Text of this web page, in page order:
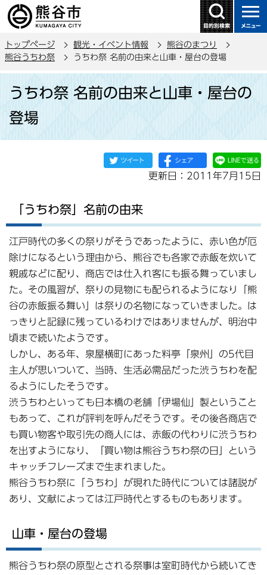
の
ー
す
トップページ 観光・イベント情報
熊谷のまつり
熊谷うちわ祭
うちわ祭 名前の由来と山車・屋台の登場
か
うちわ祭 名前の由来と山車・屋台の
登場
更新日：2011年7月15日
「うちわ祭」名前の由来
江戸時代の多くの祭りがそうであったように、赤い色が厄
除けになるという理由から、熊谷でも各家で赤飯を炊いて
親戚などに配り、商店では仕入れ客にも振る舞っていまし
た。その風習が、祭りの見物にも配られるようになり「熊
谷の赤飯振る舞い」は祭りの名物になっていきました。は
っきりと記録に残っているわけではありませんが、明治中
頃まで続いたようです。
しかし、ある年、泉屋横町にあった料亭「泉州」の5代目
主人が思いついて、当時、生活必需品だった渋うちわを配
るようにしたそうです。
渋うちわといっても日本橋の老舗「伊場仙」製ということ
もあって、これが評判を呼んだそうです。その後各商店で
も買い物客や取引先の商人には、赤飯の代わりに渋うちわ
を出すようになり、「買い物は熊谷うちわ祭の日」という
キャッチフレーズまで生まれました。
熊谷うちわ祭に「うちわ」が現れた時代については諸説が
あり、文献によっては江戸時代とするものもあります。
山車・屋台の登場
熊谷うちわ祭の原型とされる祭事は室町時代から続いてき